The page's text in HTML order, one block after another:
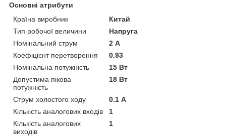
Основні атрибути
Країна виробник
Китай
Тип робочої величини
Напруга
Номінальний струм
2 А
Коефіцієнт перетворення
0.93
Номінальна потужність
15 Вт
Допустима пікова
потужність
18 Вт
Струм холостого ходу
0.1 А
Кількість аналогових входів
1
Кількість аналогових
виходів
1